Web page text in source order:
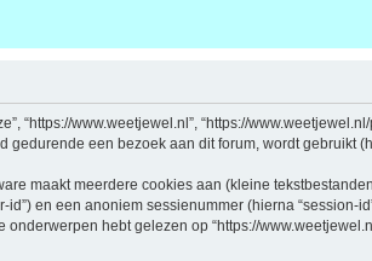
“https://www.weetjewel.nl”, “https://
gedurende een bezoek aan dit forum, wordt gebruikt
maakt meerdere cookies aan (kleine
en een anoniem sessienummer (hierna “session-
hebt gelezen op “https://